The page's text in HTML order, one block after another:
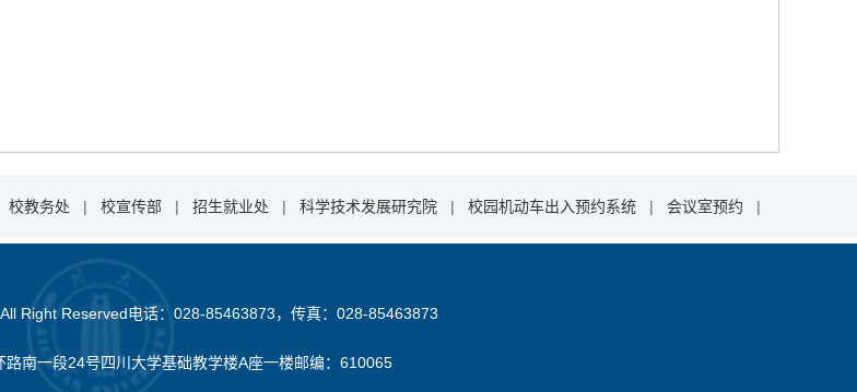
校教务处 | 校宣传部 | 招生就业处 | 科学技术发展研究院 | 校园机动车出入预约系统 | 会议室预约 |
Right Reserved电话：028-85463873，传真：028-85463873
路南一段24号四川大学基础教学楼A座一楼邮编：610065